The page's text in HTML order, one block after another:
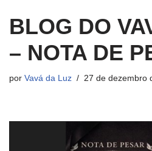
BLOG DO
– NOTA DE
por Vavá da Luz 27 de dezembro